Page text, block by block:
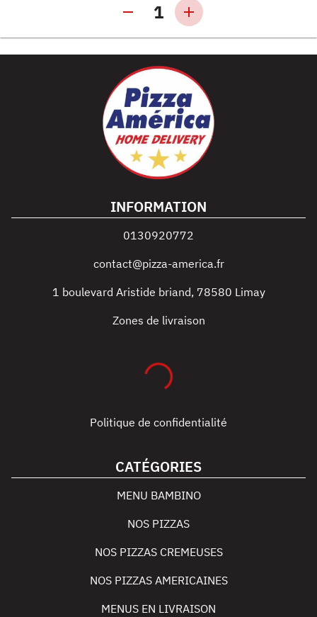
1
INFORMATION
0130920772
contact@pizza-america.fr
1 boulevard Aristide briand, 78580 Limay
Zones de livraison
Politique de confidentialité
CATÉGORIES
MENU BAMBINO
NOS PIZZAS
NOS PIZZAS CREMEUSES
NOS PIZZAS AMERICAINES
MENUS EN LIVRAISON